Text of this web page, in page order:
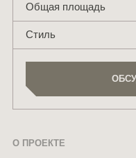
Общая площадь
Стиль
О ПРОЕКТЕ